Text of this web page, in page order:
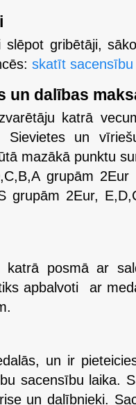
slēpot gribētāji,
skatīt sacensību
un dalības
katrā
un
mazākā punktu
grupām
grupām 2Eur,
katrā posmā ar
apbalvoti ar
un ir
sacensību laika.
un dalībnieki.